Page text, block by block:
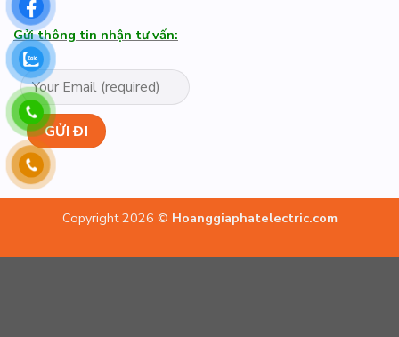
Gửi thông tin nhận tư vấn:
Copyright 2026 © Hoanggiaphatelectric.com